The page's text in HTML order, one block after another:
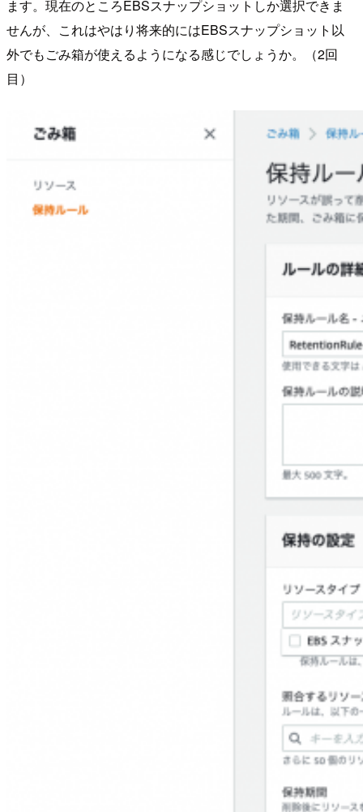
ます。現在のところEBSスナップショットしか選択できま
せんが、これはやはり将来的にはEBSスナップショット以
外でもごみ箱が使えるようになる感じでしょうか。（2回
目）